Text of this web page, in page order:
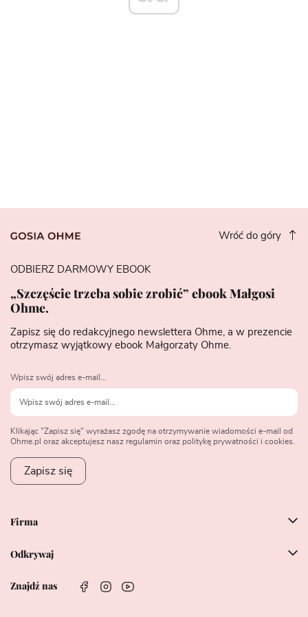
Wróć do góry
Firma
Odkrywaj
Znajdź nas
ODBIERZ DARMOWY EBOOK
„Szczęście trzeba sobie zrobić” ebook Małgosi
Ohme.
Zapisz się do redakcyjnego newslettera Ohme, a w prezencie
otrzymasz wyjątkowy ebook Małgorzaty Ohme.
Wpisz swój adres e-mail...
Klikając "Zapisz się" wyrażasz zgodę na otrzymywanie wiadomości e-mail od
Ohme.pl oraz akceptujesz nasz regulamin oraz politykę prywatności i cookies.
Zapisz się